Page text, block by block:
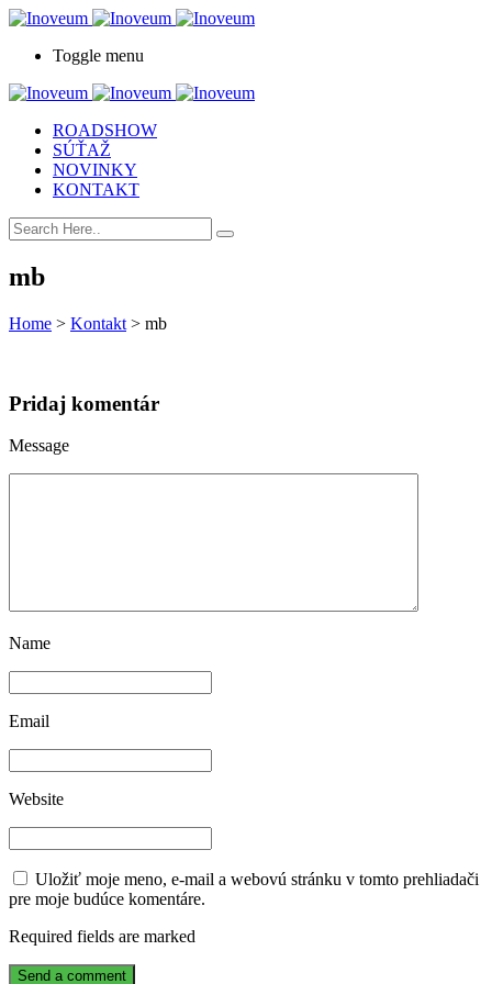
Toggle menu
ROADSHOW
SÚŤAŽ
NOVINKY
KONTAKT
mb
Home > Kontakt > mb
Pridaj komentár
Message
Name
Email
Website
Uložiť moje meno, e-mail a webovú stránku v tomto prehliadači
pre moje budúce komentáre.
Required fields are marked